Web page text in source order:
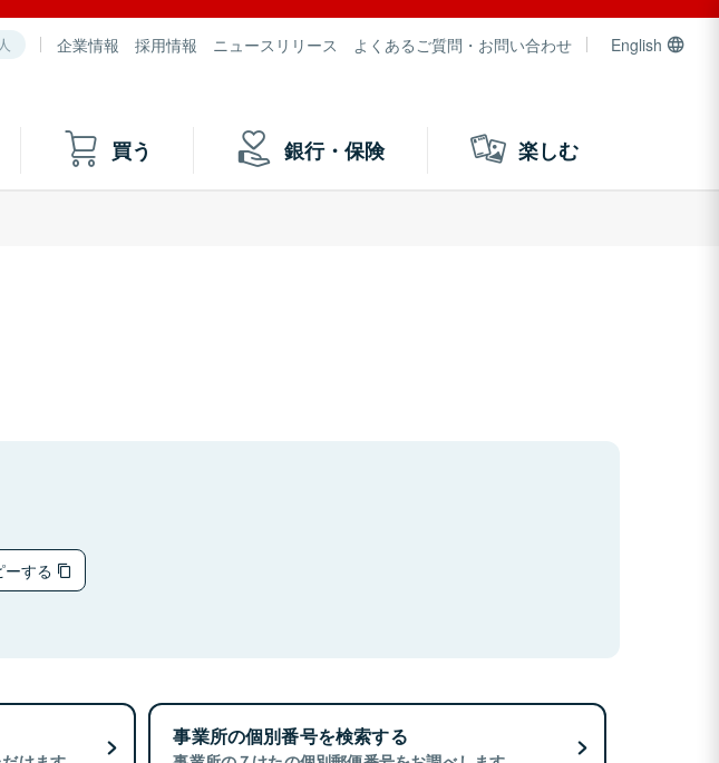
企業情報 採用情報 ニュースリリース よくあるご質問・お問い合わせ English
買う 銀行・保険 楽しむ
ーする
事業所の個別番号を検索する